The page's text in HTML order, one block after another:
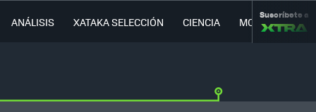
ANÁLISIS XATAKA SELECCIÓN CIENCIA MOVILIDAD
Suscríbete a